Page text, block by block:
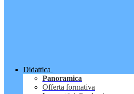
Didattica
Panoramica
Offerta formativa